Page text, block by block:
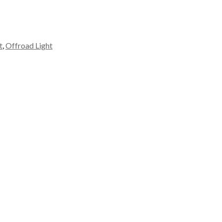
,Offroad Light